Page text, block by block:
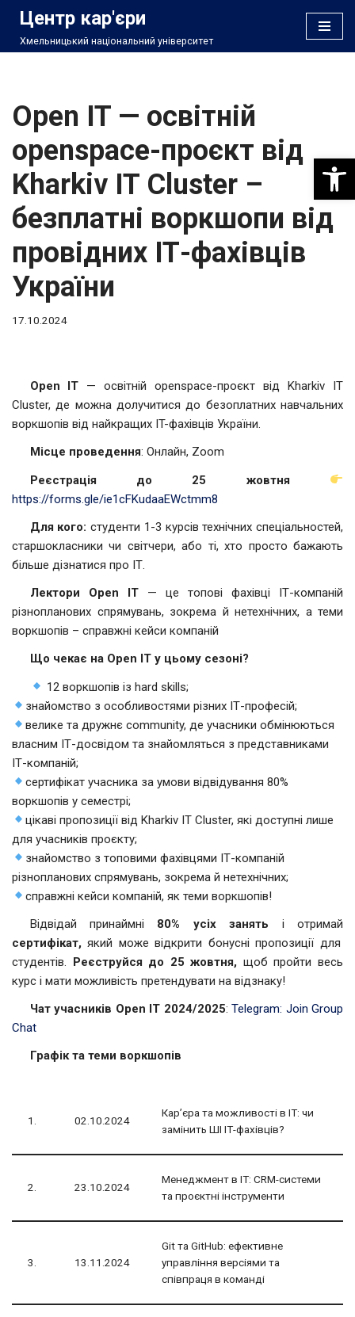
Перейти
Центр кар'єри
Хмельницький національний університет
Open IT — освітній
openspace-проєкт від
Kharkiv IT Cluster –
безплатні воркшопи від
провідних ІТ-фахівців
України
17.10.2024
Open IT — освітній openspace-проєкт від Kharkiv IT
Cluster, де можна долучитися до безоплатних навчальних
воркшопів від найкращих IT-фахівців України.
Мiсце проведення: Онлайн, Zoom
Реєстрація до 25 жовтня
https://forms.gle/ie1cFKudaaEWctmm8
Для кого: студенти 1-3 курсів технічних спеціальностей,
старшокласники чи світчери, або ті, хто просто бажають
більше дізнатися про ІТ.
Лектори Open IT— це топові фахівці ІТ-компаній
різнопланових спрямувань, зокрема й нетехнічних, а теми
воркшопів – справжні кейси компаній
Що чекає на Open IT у цьому сезоні?
12 воркшопів із hard skills;
знайомство з особливостями різних ІТ-професій;
велике та дружнє community, де учасники обмінюються
власним ІТ-досвідом та знайомляться з представниками
ІТ-компаній;
сертифікат учасника за умови відвідування 80%
воркшопів у семестрі;
цікаві пропозиції від Kharkiv IT Cluster, які доступні лише
для учасників проєкту;
знайомство з топовими фахівцями ІТ-компаній
різнопланових спрямувань, зокрема й нетехнічних;
справжні кейси компаній, як теми воркшопів!
Відвідай принаймні 80% усіх занять і отримай
сертифікат, який може відкрити бонусні пропозиції для
студентів. Реєструйся до 25 жовтня, щоб пройти весь
курс і мати можливість претендувати на відзнаку!
Чат учасників Open IT 2024/2025: Telegram: Join Group
Chat
Графік та теми воркшопів
1. 02.10.2024
Кар’єра та можливості в ІТ: чи
замінить ШІ ІТ-фахівців?
2. 23.10.2024
Менеджмент в ІТ: CRM-системи
та проєктні інструменти
3. 13.11.2024
Git та GitHub: ефективне
управління версіями та
співпраця в команді